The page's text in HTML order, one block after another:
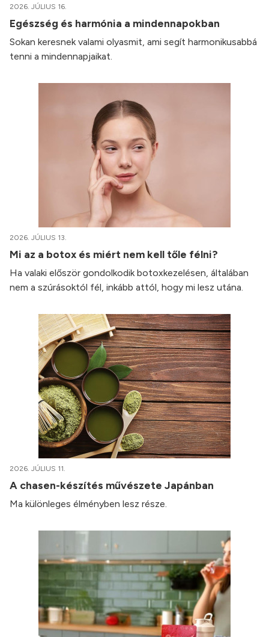
2026. JÚLIUS 16.
Egészség és harmónia a mindennapokban
Sokan keresnek valami olyasmit, ami segít harmonikusabbá
tenni a mindennapjaikat.
2026. JÚLIUS 13.
Mi az a botox és miért nem kell tőle félni?
Ha valaki először gondolkodik botoxkezelésen, általában
nem a szúrásoktól fél, inkább attól, hogy mi lesz utána.
2026. JÚLIUS 11.
A chasen-készítés művészete Japánban
Ma különleges élményben lesz része.